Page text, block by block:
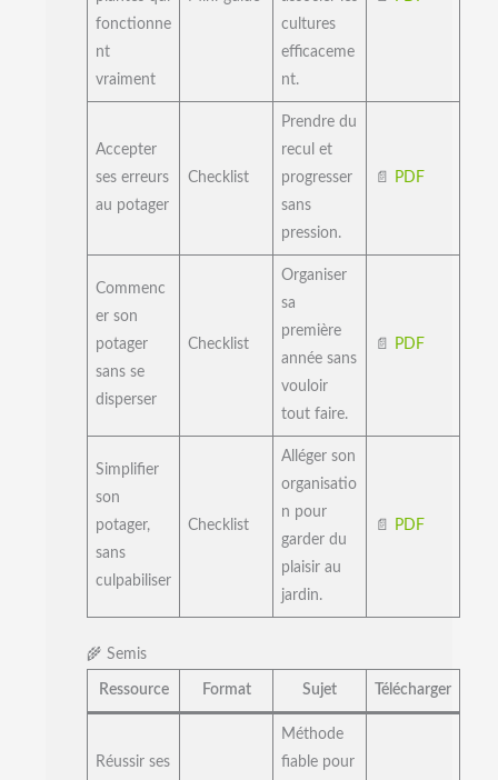
fonctionne
nt
vraiment
cultures
efficaceme
nt.
Accepter
ses erreurs
au potager
Checklist
Prendre du
recul et
progresser
sans
pression.
📄 PDF
Commenc
er son
potager
sans se
disperser
Checklist
Organiser
sa
première
année sans
vouloir
tout faire.
📄 PDF
Simplifier
son
potager,
sans
culpabiliser
Checklist
Alléger son
organisatio
n pour
garder du
plaisir au
jardin.
📄 PDF
🌾 Semis
Ressource Format Sujet Télécharger
Réussir ses
Méthode
fiable pour